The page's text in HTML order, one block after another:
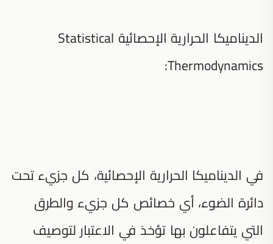
الديناميكا الحرارية الإحصائية Statistical
Thermodynamics:
في الديناميكا الحرارية الإحصائية، كل جزيء تحت
دائرة الضوء، أي خصائص كل جزيء والطرق
التي يتفاعلون بها تؤخذ في الاعتبار لتوصيف